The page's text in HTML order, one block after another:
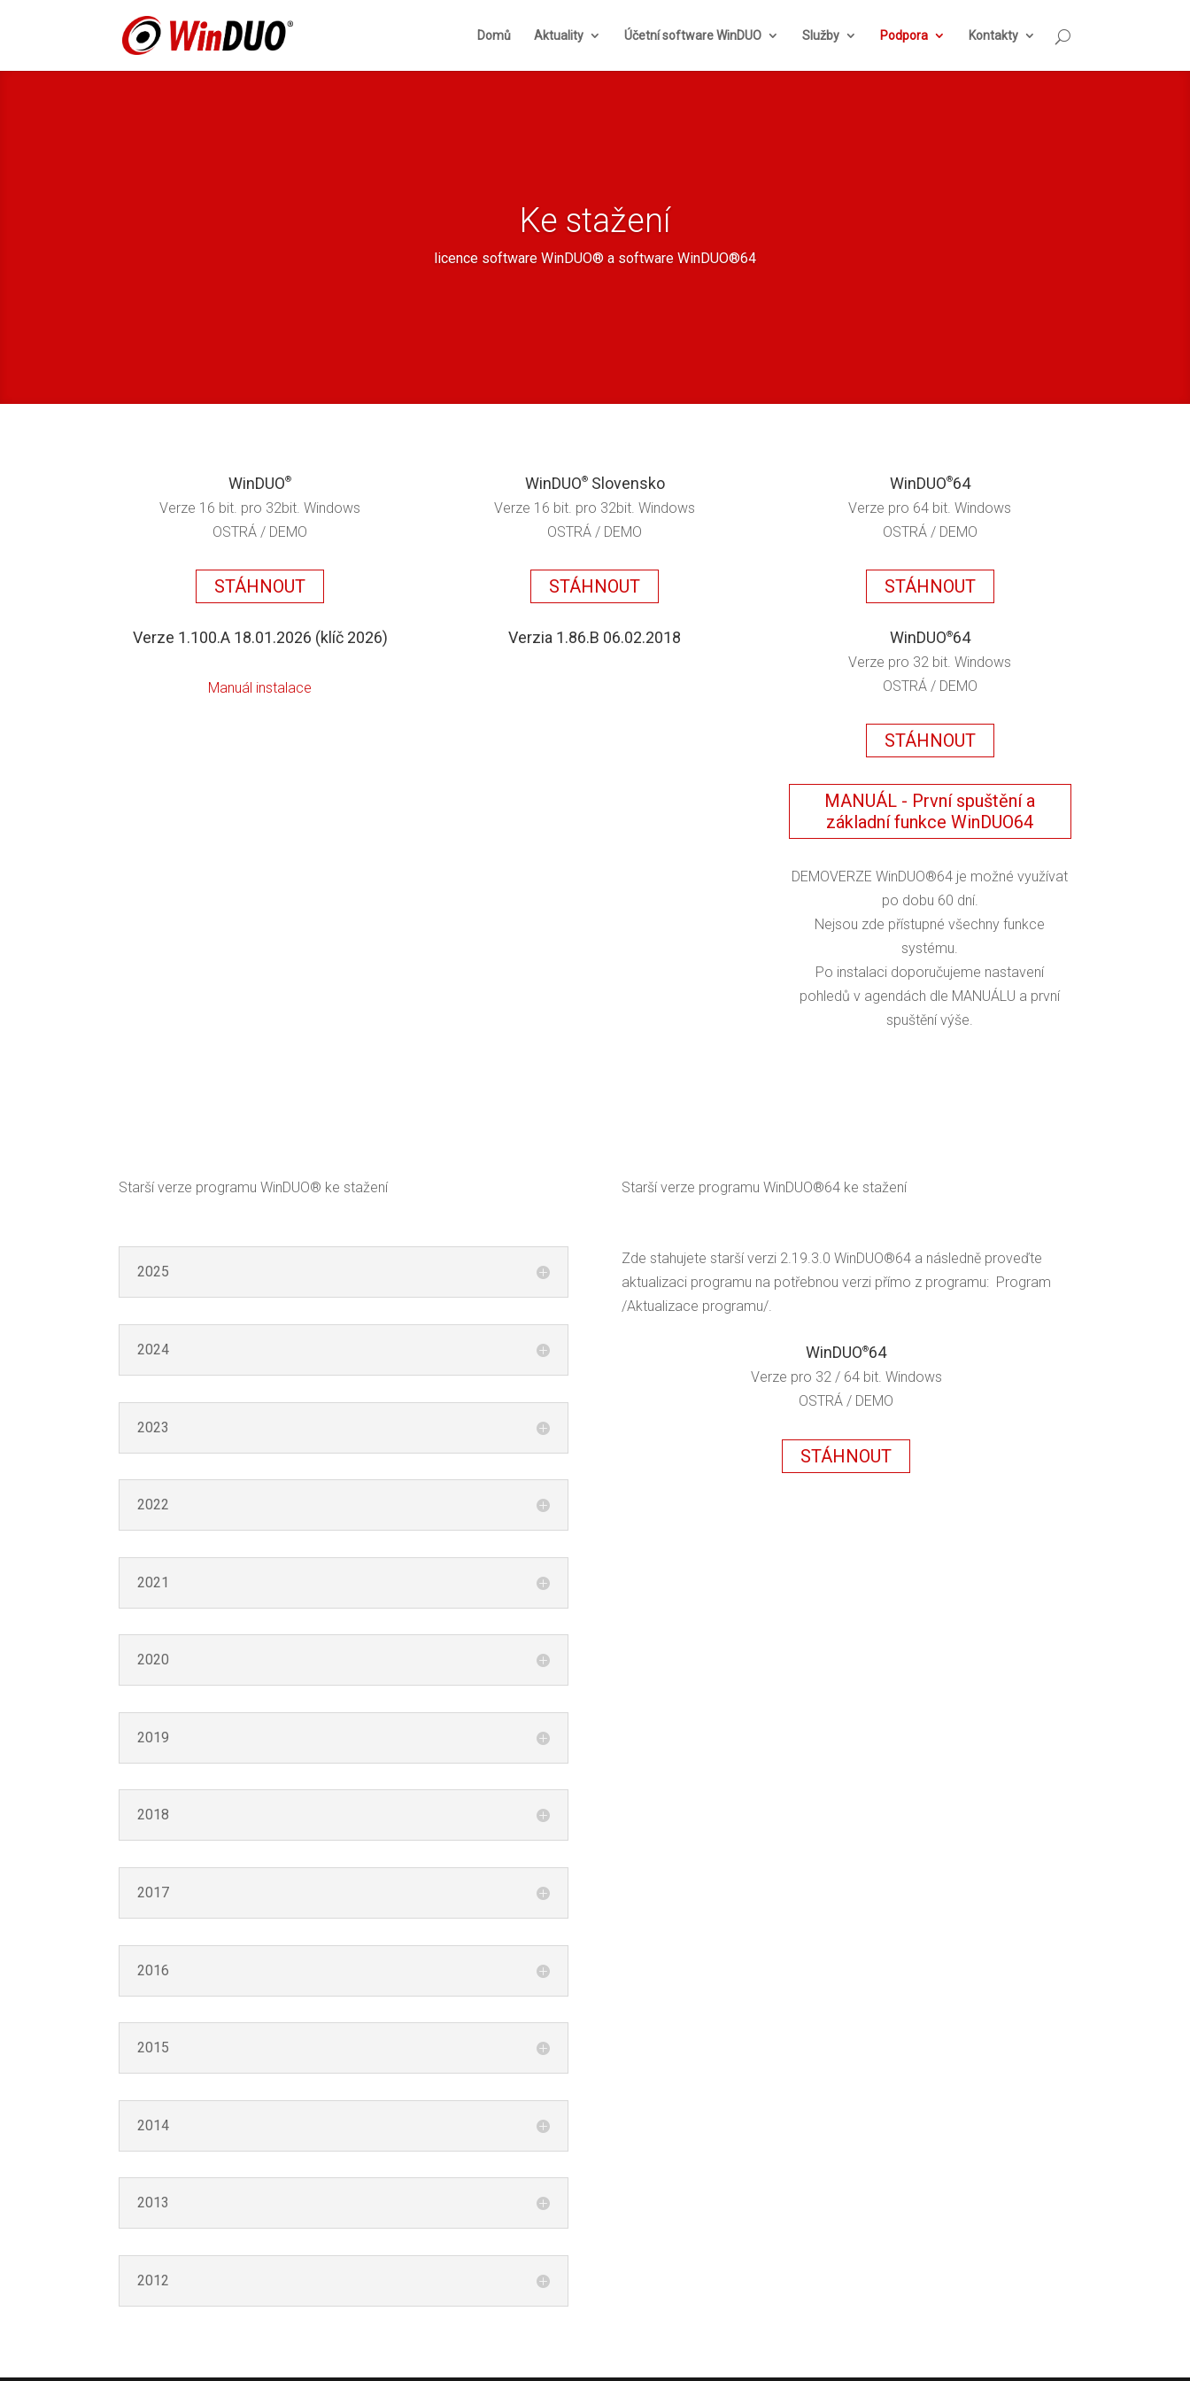
Domů Aktuality Účetní software WinDUO Služby Podpora Kontakty
Ke stažení
licence software WinDUO® a software WinDUO®64
WinDUO®
Verze 16 bit. pro 32bit. Windows
OSTRÁ / DEMO
STÁHNOUT
Verze 1.100.A 18.01.2026 (klíč 2026)
Manuál instalace
WinDUO®Slovensko
Verze 16 bit. pro 32bit. Windows
OSTRÁ / DEMO
STÁHNOUT
Verzia 1.86.B 06.02.2018
WinDUO®64
Verze pro 64 bit. Windows
OSTRÁ / DEMO
STÁHNOUT
WinDUO®64
Verze pro 32 bit. Windows
OSTRÁ / DEMO
STÁHNOUT
MANUÁL - První spuštění a
základní funkce WinDUO64
DEMOVERZE WinDUO®64 je možné využívat
po dobu 60 dní.
Nejsou zde přístupné všechny funkce
systému.
Po instalaci doporučujeme nastavení
pohledů v agendách dle MANUÁLU a první
spuštění výše.
Starší verze programu WinDUO® ke stažení Starší verze programu WinDUO®64 ke stažení
2025
2024
2023
2022
2021
2020
2019
2018
2017
2016
2015
2014
2013
2012
Zde stahujete starší verzi 2.19.3.0 WinDUO®64 a následně proveďte
aktualizaci programu na potřebnou verzi přímo z programu: Program
/Aktualizace programu/.
WinDUO®64
Verze pro 32 / 64 bit. Windows
OSTRÁ / DEMO
STÁHNOUT